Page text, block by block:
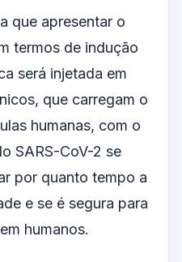
que apresentar o
termos de indução
será injetada em
que carregam o
humanas, com o
SARS-CoV-2 se
por quanto tempo a
e se é segura para
humanos.